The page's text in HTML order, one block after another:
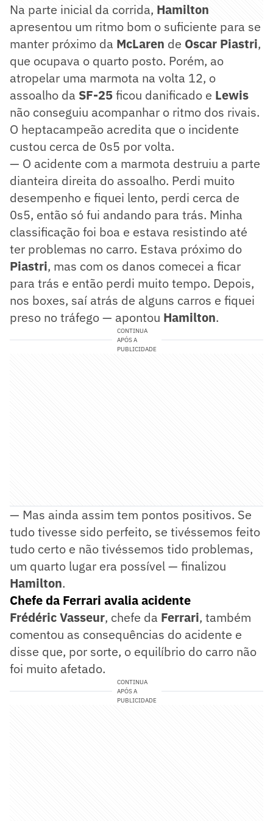
Na parte inicial da corrida, Hamilton
apresentou um ritmo bom o suficiente para se
manter próximo da McLaren de Oscar Piastri,
que ocupava o quarto posto. Porém, ao
atropelar uma marmota na volta 12, o
assoalho da SF-25ficou danificado e Lewis
não conseguiu acompanhar o ritmo dos rivais.
O heptacampeão acredita que o incidente
custou cerca de 0s5 por volta.
— O acidente com a marmota destruiu a parte
dianteira direita do assoalho. Perdi muito
desempenho e fiquei lento, perdi cerca de
0s5, então só fui andando para trás. Minha
classificação foi boa e estava resistindo até
ter problemas no carro. Estava próximo do
Piastri, mas com os danos comecei a ficar
para trás e então perdi muito tempo. Depois,
nos boxes, saí atrás de alguns carros e fiquei
preso no tráfego — apontou Hamilton.
CONTINUA
APÓS A
PUBLICIDADE
— Mas ainda assim tem pontos positivos. Se
tudo tivesse sido perfeito, se tivéssemos feito
tudo certo e não tivéssemos tido problemas,
um quarto lugar era possível — finalizou
Hamilton.
Chefe da Ferrari avalia acidente
Frédéric Vasseur, chefe da Ferrari, também
comentou as consequências do acidente e
disse que, por sorte, o equilíbrio do carro não
foi muito afetado.
CONTINUA
APÓS A
PUBLICIDADE